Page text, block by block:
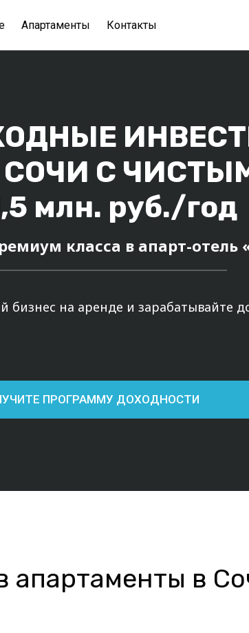
Апартаменты Контакты
С
млн. руб./год
класса в апарт-отель
бизнес на аренде и зарабатывайте
ПРОГРАММУ ДОХОДНОСТИ
апартаменты в